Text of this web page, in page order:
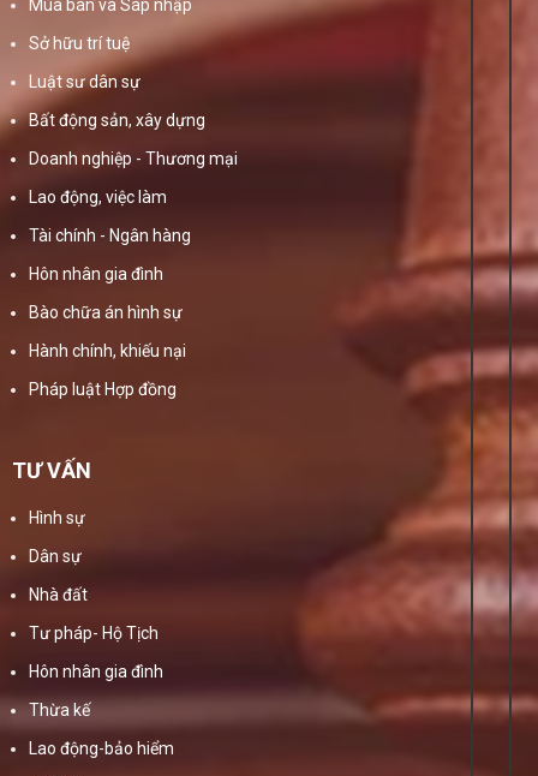
Mua bán và Sáp nhập
Sở hữu trí tuệ
Luật sư dân sự
Bất động sản, xây dựng
Doanh nghiệp - Thương mại
Lao động, việc làm
Tài chính - Ngân hàng
Hôn nhân gia đình
Bào chữa án hình sự
Hành chính, khiếu nại
Pháp luật Hợp đồng
TƯ VẤN
Hình sự
Dân sự
Nhà đất
Tư pháp- Hộ Tịch
Hôn nhân gia đình
Thừa kế
Lao động-bảo hiểm